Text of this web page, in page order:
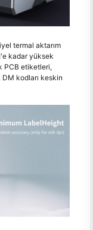
termal aktarım
kadar yüksek
PCB etiketleri,
kodları keskin